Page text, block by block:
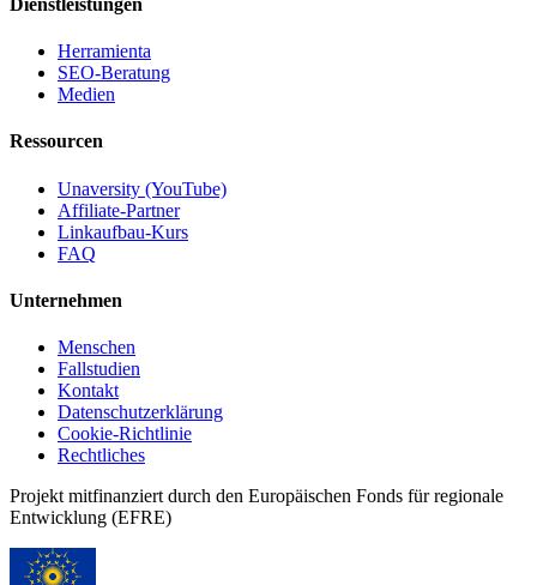
Herramienta
SEO-Beratung
Medien
Ressourcen
Unaversity (YouTube)
Affiliate-Partner
Linkaufbau-Kurs
FAQ
Unternehmen
Menschen
Fallstudien
Kontakt
Datenschutzerklärung
Cookie-Richtlinie
Rechtliches
Projekt mitfinanziert durch den Europäischen Fonds für regionale
Entwicklung (EFRE)